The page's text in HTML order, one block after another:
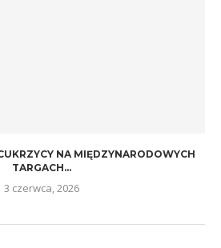
NA MIĘDZYNARODOWYCH
TARGACH...
3 czerwca, 2026